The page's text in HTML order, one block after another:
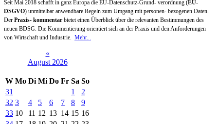
Seit Mai 2018 schafft in ganz Europa die EU-Datenschutz-Grund- verordnung (EU-
DSGVO) unmittelbar anwendbare Regeln zum Umgang mit personen- bezogenen Daten.
Der Praxis- kommentar bietet einen Überblick über die relevanten Bestimmungen des
neuen BDSG. Die Kommentierung orientiert sich an der Praxis und den Anforderungen
von Wirtschaft und Industrie. Mehr...
«
August 2026
W Mo Di Mi Do Fr Sa So
31
1
2
32 3 4 5 6 7 8
9
33 10 11 12 13 14 15 16